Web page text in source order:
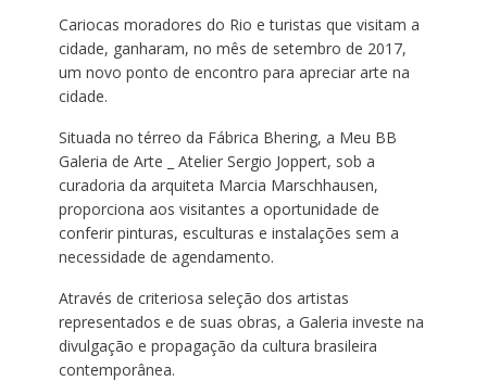
Cariocas moradores do Rio e turistas que visitam a
cidade, ganharam, no mês de setembro de 2017,
um novo ponto de encontro para apreciar arte na
cidade.
Situada no térreo da Fábrica Bhering, a Meu BB
Galeria de Arte _ Atelier Sergio Joppert, sob a
curadoria da arquiteta Marcia Marschhausen,
proporciona aos visitantes a oportunidade de
conferir pinturas, esculturas e instalações sem a
necessidade de agendamento.
Através de criteriosa seleção dos artistas
representados e de suas obras, a Galeria investe na
divulgação e propagação da cultura brasileira
contemporânea.